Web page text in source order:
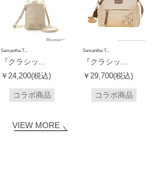
Samantha T...
『クラシッ...
￥24,200(税込)
コラボ商品
Samantha T...
『クラシッ...
￥29,700(税込)
コラボ商品
VIEW MORE